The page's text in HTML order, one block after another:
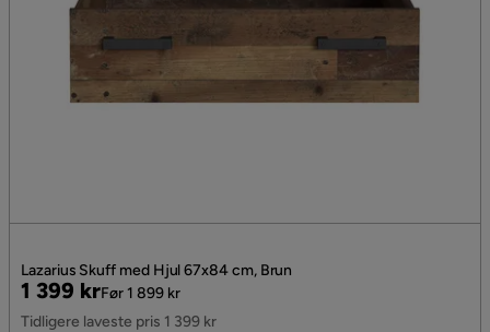
Lazarius Skuff med Hjul 67x84 cm, Brun
Pris
1 399 kr
Original
Pris
Før 1 899 kr
Tidligere laveste pris 1 399 kr